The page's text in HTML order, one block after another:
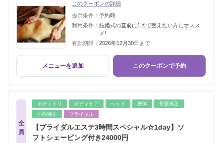
このクーポンの詳細
提示条件： 予約時
利用条件： 結婚式の直前に1回で整えたい方にオスス
メ!
有効期限： 2026年12月30日まで
メニューを追加 このクーポンで予約
全
員
ボディトリ ボディケア ヘッド 整体
骨盤矯正
小顔矯正
ブライダル
【ブライダルエステ3時間スペシャル☆1day】ソ
フトシェービング付き24000円